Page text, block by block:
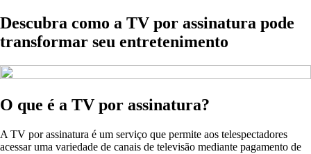
Descubra como a TV por assinatura pode
transformar seu entretenimento
O que é a TV por assinatura?
A TV por assinatura é um serviço que permite aos telespectadores
acessar uma variedade de canais de televisão mediante pagamento de